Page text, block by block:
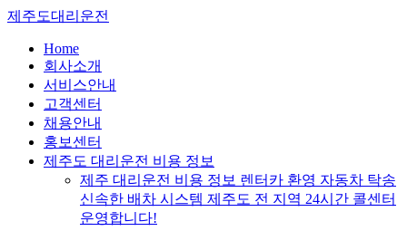
Skip
content
제주도대리운전
Home
회사소개
서비스안내
고객센터
채용안내
홍보센터
제주도 대리운전 비용 정보
제주 대리운전 비용 정보 렌터카 환영 자동차 탁송
신속한 배차 시스템 제주도 전 지역 24시간 콜센터
운영합니다!